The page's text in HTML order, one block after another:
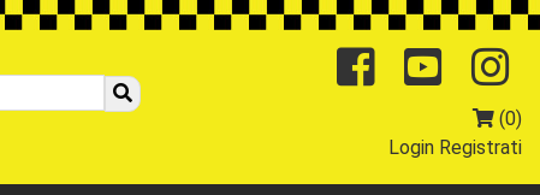
(0)
Login Registrati